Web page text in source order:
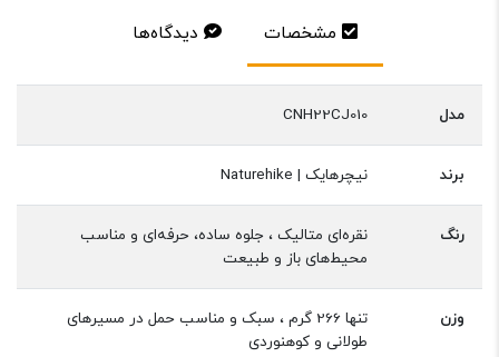
مشخصات دیدگاه‌ها
مدل CNH22CJ010
برند نیچرهایک | Naturehike
رنگ
نقره‌ای متالیک ، جلوه ساده، حرفه‌ای و مناسب
محیط‌های باز و طبیعت
وزن
تنها 266 گرم ، سبک و مناسب حمل در مسیرهای
طولانی و کوهنوردی